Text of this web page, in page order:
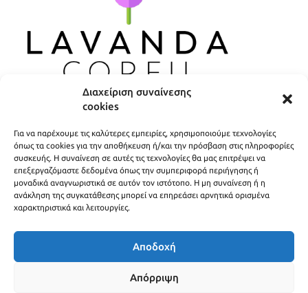
Διαχείριση συναίνεσης
cookies
Για να παρέχουμε τις καλύτερες εμπειρίες, χρησιμοποιούμε τεχνολογίες
όπως τα cookies για την αποθήκευση ή/και την πρόσβαση στις πληροφορίες
συσκευής. Η συναίνεση σε αυτές τις τεχνολογίες θα μας επιτρέψει να
επεξεργαζόμαστε δεδομένα όπως την συμπεριφορά περιήγησης ή
μοναδικά αναγνωριστικά σε αυτόν τον ιστότοπο. Η μη συναίνεση ή η
ανάκληση της συγκατάθεσης μπορεί να επηρεάσει αρνητικά ορισμένα
χαρακτηριστικά και λειτουργίες.
Αποδοχή
Απόρριψη
ΧΡΗΣΙΜΟΙ ΣΥΝΔΕΣΜΟΙ
ΠΟΛΙΤΙΚΗ ΑΠΟΡΡΗΤΟΥ
ΟΡΟΙ ΧΡΗΣΗΣ
ΤΡΟΠΟΙ ΑΠΟΣΤΟΛΗΣ
ΤΡΟΠΟΙ ΠΛΗΡΩΜΗΣ
© 2016- 2026 Lavanda Corfu - Δημιουργήθηκε από